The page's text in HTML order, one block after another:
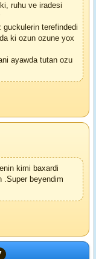
ruhu ve iradesi
terefindedi
ki ozun ozune yox
ayawda tutan ozu
kimi baxardi
.Super beyendim